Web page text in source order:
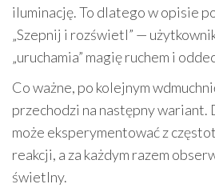
iluminację. To dlatego w opisie
„Szepnij i rozświetl” —
„uruchamia” magię ruchem i
Co ważne, po kolejnym
przechodzi na następny wariant.
może eksperymentować z
reakcji, a za każdym razem
świetlny.